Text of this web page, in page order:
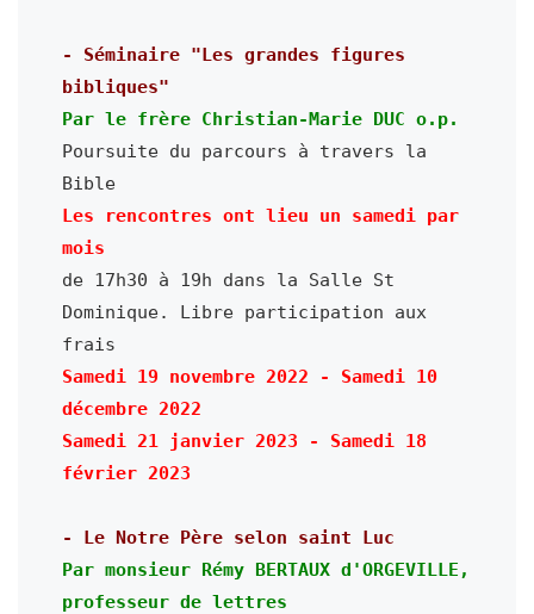
- Séminaire "Les grandes figures
bibliques"
Par le frère Christian-Marie DUC o.p.
Poursuite du parcours à travers la
Bible
Les rencontres ont lieu un samedi par
mois
de 17h30 à 19h dans la Salle St
Dominique. Libre participation aux
frais
Samedi 19 novembre 2022 - Samedi 10
décembre 2022
Samedi 21 janvier 2023 - Samedi 18
février 2023
- Le Notre Père selon saint Luc
Par monsieur Rémy BERTAUX d'ORGEVILLE,
professeur de lettres